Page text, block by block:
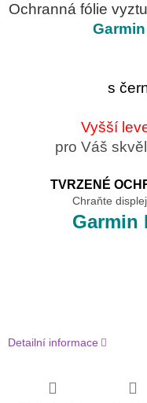
Ochranná fólie
s
Vyšší
pro Váš
TVRZENÉ
Chraňte
Garmin
Detailní informace